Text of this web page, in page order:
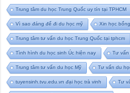
Trung tâm du học Trung Quốc uy tín tại TPHCM
Vì sao đáng để đi du học mỹ Xin học
Trung tâm tư vấn du học Trung Quốc tại tphcm
Tình hình du học sinh Úc hiện nay Tư vấn
Trung tâm tư vấn du học Mỹ Tư vấn du
tuyensinh.tvu.edu.vn đại học trà vinh Tư